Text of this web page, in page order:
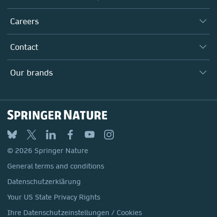
Executive team
Our Communities
Our Health Division
Taking Responsibility
Inclusion
Policies, Reports & Modern Slavery Act
Careers
Why Work Here?
Search our vacancies ↗
Contact
Locations & Contact
Our brands
Springer
BMC
Discover
Macmillan Education
Springer Health+
© 2026 Springer Nature
General terms and conditions
Datenschutzerklärung
Your US State Privacy Rights
Ihre Datenschutzeinstellungen / Cookies